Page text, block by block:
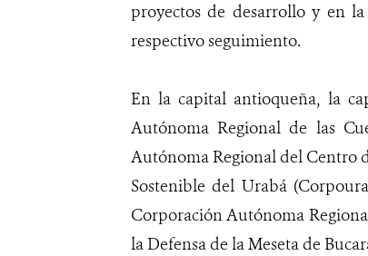
proyectos de desarrollo y en
respectivo seguimiento.
En la capital antioqueña, la
Autónoma Regional de las
Autónoma Regional del Centro
Sostenible del Urabá
Corporación Autónoma
la Defensa de la Meseta de